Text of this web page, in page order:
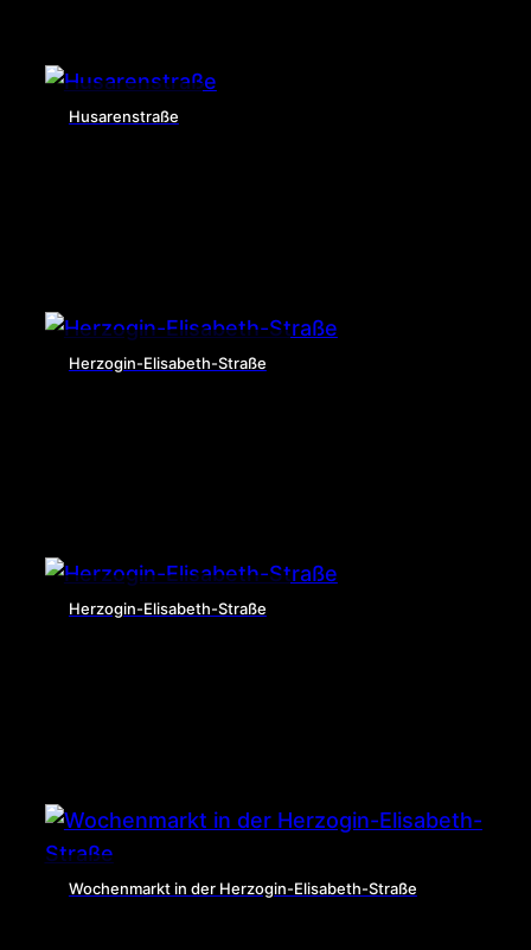
Husarenstraße
Herzogin-Elisabeth-Straße
Herzogin-Elisabeth-Straße
Wochenmarkt in der Herzogin-Elisabeth-Straße